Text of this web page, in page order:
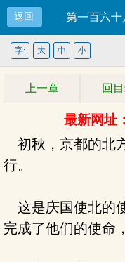
返回 第一百六
字: 大 中 小
上一章 回
最新网址
初秋，京都的北
行。
这是庆国使北的
完成了他们的使命